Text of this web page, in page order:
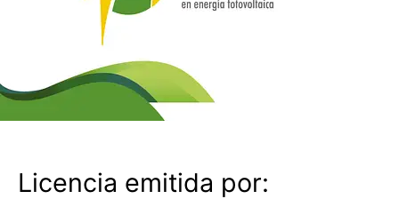
Licencia emitida por: